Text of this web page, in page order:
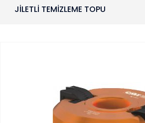
JİLETLİ TEMİZLEME TOPU